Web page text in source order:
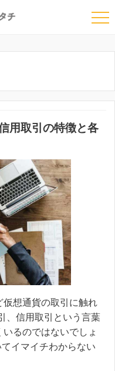
用取引の特徴と各
仮想通貨の取引に触れ
、信用取引という言葉
るのではないでしょ
イマイチわからない